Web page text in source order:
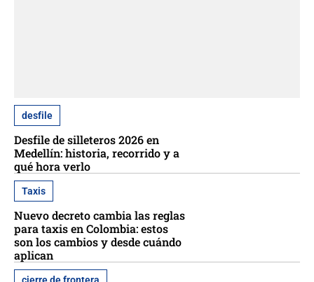
desfile
Desfile de silleteros 2026 en
Medellín: historia, recorrido y a
qué hora verlo
Taxis
Nuevo decreto cambia las reglas
para taxis en Colombia: estos
son los cambios y desde cuándo
aplican